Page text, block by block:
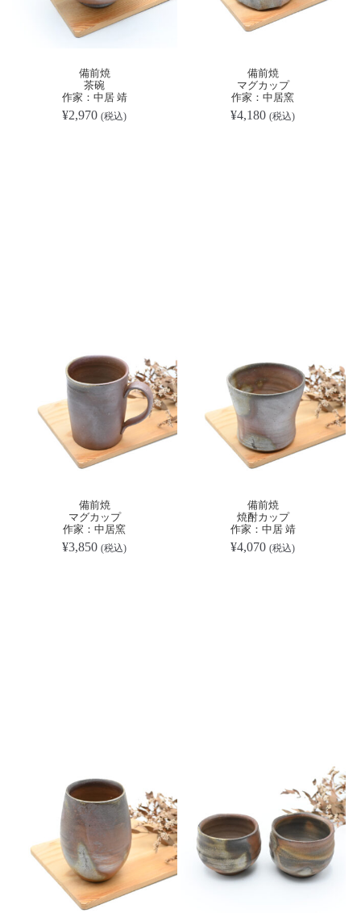
備前焼
茶碗
作家：中居 靖
¥2,970 (税込)
備前焼
マグカップ
作家：中居窯
¥4,180 (税込)
備前焼
マグカップ
作家：中居窯
¥3,850 (税込)
備前焼
焼酎カップ
作家：中居 靖
¥4,070 (税込)